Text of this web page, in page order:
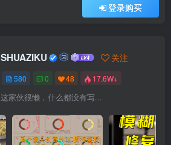
登录购买
SHUAZIKU 关注
580 0 48 17.6W+
这家伙很懒，什么都没有写...